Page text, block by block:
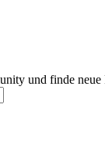
und finde neue